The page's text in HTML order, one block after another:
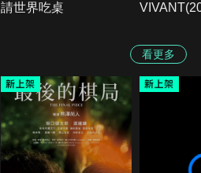
請世界吃桌
看更多